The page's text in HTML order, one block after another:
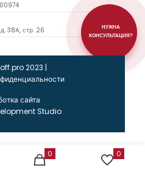
38А, стр. 26
НУЖНА
КОНСУЛЬТАЦИЯ?
2023 |
сайта
Studio
0 0